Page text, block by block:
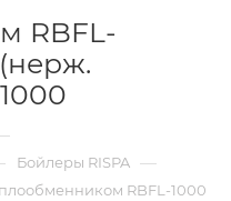
RBFL-
Бойлеры RISPA —
RBFL-1000